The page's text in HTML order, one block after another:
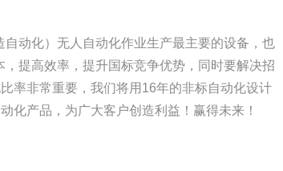
动化）无人自动化作业生产最主要的设备，也
提高效率，提升国标竞争优势，同时要解决招
率非常重要，我们将用16年的非标自动化设计
化产品，为广大客户创造利益！赢得未来！